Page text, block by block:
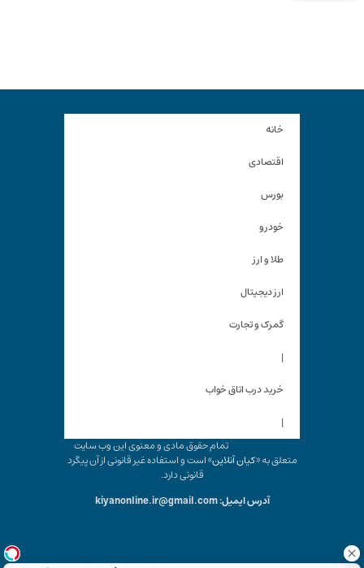
خانه
اقتصادی
بورس
خودرو
طلا و ارز
ارز دیجیتال
گمرک و تجارت
|
خرید درب اتاق خواب
|
تمام حقوق مادی و معنوی این وب سایت
متعلق به «کیان آنلاین» است و استفاده غیر قانونی از آن پیگرد
قانونی دارد.
آدرس ایمیل: kiyanonline.ir@gmail.com